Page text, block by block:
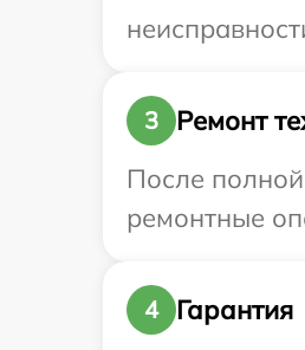
3
Ремонт
После
ремонтные
4
Гарантия